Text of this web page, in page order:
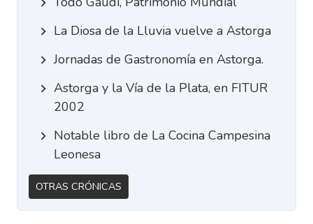
La Diosa de la Lluvia vuelve a Astorga
Jornadas de Gastronomía en Astorga.
Astorga y la Vía de la Plata, en FITUR
2002
Notable libro de La Cocina Campesina
Leonesa
Otras Crónicas